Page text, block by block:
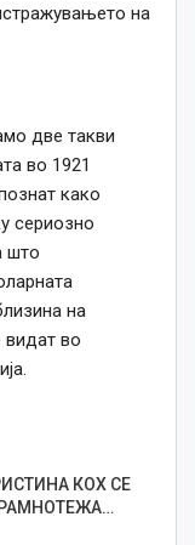
на
две такви
во 1921
како
сериозно
што
на
видат во
КОХ СЕ